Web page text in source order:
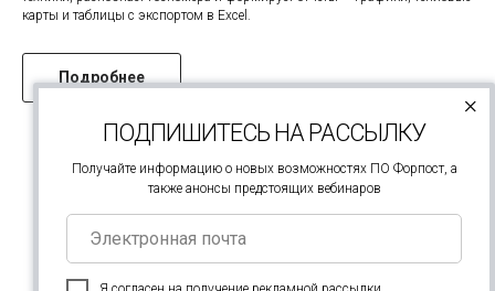
карты и таблицы с экспортом в Excel.
Подробнее
Больше новостей
×
ПОДПИШИТЕСЬ НА РАССЫЛКУ
Получайте информацию о новых возможностях ПО Форпост, а
также анонсы предстоящих вебинаров